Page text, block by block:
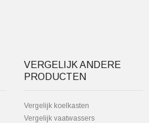
VERGELIJK ANDERE
PRODUCTEN
Vergelijk koelkasten
Vergelijk vaatwassers